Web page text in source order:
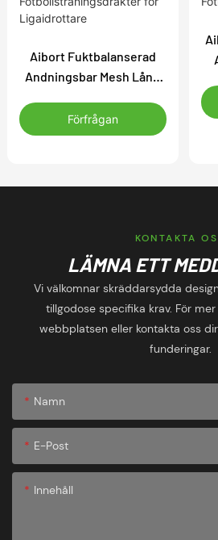
Aibort Fuktbalanserad
Andningsbar Mesh Lång
Konstruerad Formning
Anpassade
Förfrågan
KONTAKTA
LÄMNA ETT
Vi välkomnar skräddarsydda
tillgodose specifika krav. För
webbplatsen eller kontakta oss
funderingar.
Namn
E-Post
Innehåll